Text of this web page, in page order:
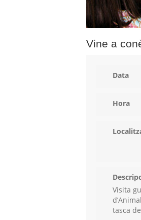
Vine a
Data
Hora
Visita
tasca